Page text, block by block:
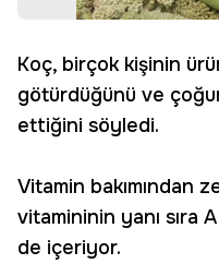
Koç, birçok kişinin
götürdüğünü ve
ettiğini söyledi.
Vitamin bakımından
vitamininin yanı sıra
de içeriyor.